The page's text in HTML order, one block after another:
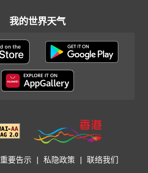
我的世界天气
重要告示 私隐政策 联络我们